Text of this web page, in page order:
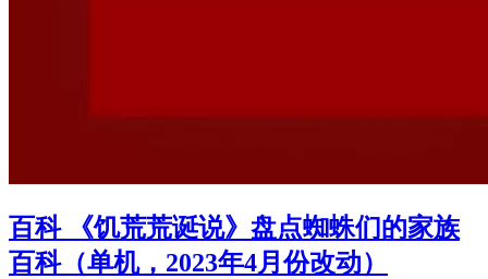
百科 《饥荒荒诞说》盘点蜘蛛们的家族
百科（单机，2023年4月份改动）